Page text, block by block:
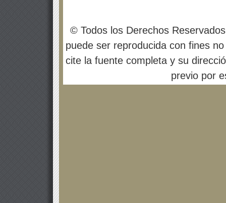
© Todos los Derechos
puede ser reproducida con fines
cite la fuente completa y su
previo por